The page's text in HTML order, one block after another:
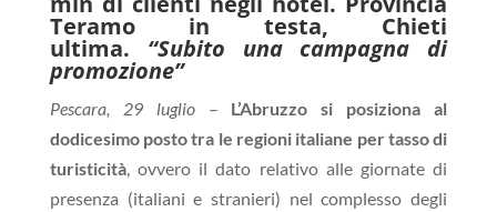
Teramo in testa, Chieti
ultima. “Subito una campagna di
promozione”
Pescara, 29 luglio– L’Abruzzo si posiziona al
dodicesimo posto tra le regioni italiane per tasso di
turisticità, ovvero il dato relativo alle giornate di
presenza (italiani e stranieri) nel complesso degli